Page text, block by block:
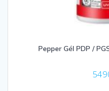
Pepper Gél PDP /